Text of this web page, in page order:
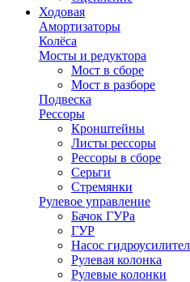
Ходовая
Амортизаторы
Колёса
Мосты и редуктора
Мост в сборе
Мост в разборе
Подвеска
Рессоры
Кронштейны
Листы рессоры
Рессоры в сборе
Серьги
Стремянки
Рулевое управление
Бачок ГУРа
ГУР
Насос
Рулевая колонка
Рулевые колонки